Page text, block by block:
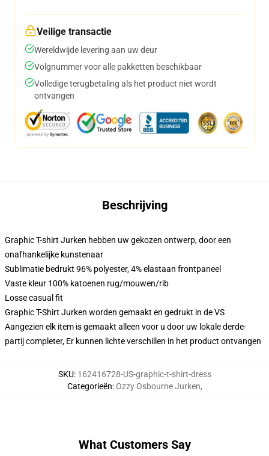
Veilige transactie
Wereldwijde levering aan uw deur
Volgnummer voor alle pakketten beschikbaar
Volledige terugbetaling als het product niet wordt
ontvangen
Beschrijving
Graphic T-shirt Jurken hebben uw gekozen ontwerp, door een
onafhankelijke kunstenaar
Sublimatie bedrukt 96% polyester, 4% elastaan frontpaneel
Vaste kleur 100% katoenen rug/mouwen/rib
Losse casual fit
Graphic T-Shirt Jurken worden gemaakt en gedrukt in de VS
Aangezien elk item is gemaakt alleen voor u door uw lokale derde-
partij completer, Er kunnen lichte verschillen in het product ontvangen
SKU: 162416728-US-graphic-t-shirt-dress
Categorieën:Ozzy Osbourne Jurken,
What Customers Say